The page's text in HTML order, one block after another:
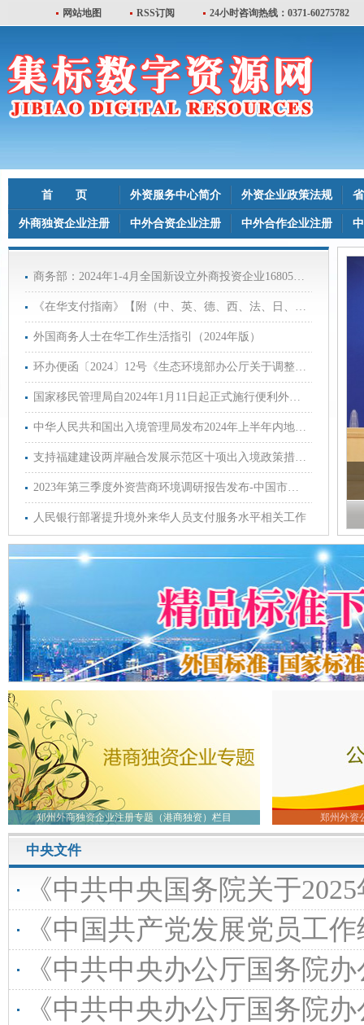
网站地图 RSS订阅 24小时咨询热线：0371-60275782
首 页 外资服务中心简介 外资企业政策法规
外商独资企业注册 中外合资企业注册 中外合作企业注册
商务部：2024年1-4月全国新设立外商投资企业16805家同比增长19.2%实际使用外资金额3602亿元人民币同比下降27.9%
《在华支付指南》【附（中、英、德、西、法、日、韩、俄）多语言版下载】
外国商务人士在华工作生活指引（2024年版）
环办便函〔2024〕12号《生态环境部办公厅关于调整2023年度排污许可证执行报告报送时间的通知》
国家移民管理局自2024年1月11日起正式施行便利外籍人员来华5项措施
中华人民共和国出入境管理局发布2024年上半年内地居民赴港澳地区定居审批分数线
支持福建建设两岸融合发展示范区十项出入境政策措施“问与答”
2023年第三季度外资营商环境调研报告发布-中国市场对外资仍保持较强吸引力
人民银行部署提升境外来华人员支付服务水平相关工作
路网规划（2013年-2030年）》全文【附
高速公路网路线方...
郑州外商独资企业注册专题（港商独资）栏目
）
郑州外资
郑州外资公司税收专题
中央文件
《中共中央国务院关于2025年度
《中国共产党发展党员工作细则》（2026年
《中共中央办公厅国务院办公厅关于更高水
《中共中央办公厅国务院办公厅关于印发〈碳